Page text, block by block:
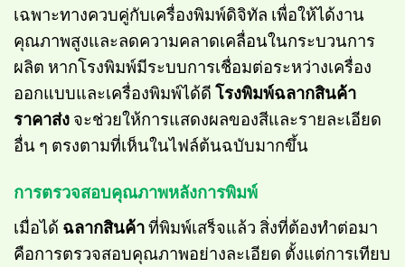
เฉพาะทางควบคู่กับเครื่องพิมพ์ดิจิทัล เพื่อให้ได้งาน
คุณภาพสูงและลดความคลาดเคลื่อนในกระบวนการ
ผลิต หากโรงพิมพ์มีระบบการเชื่อมต่อระหว่างเครื่อง
ออกแบบและเครื่องพิมพ์ได้ดี โรงพิมพ์ฉลากสินค้า
ราคาส่ง จะช่วยให้การแสดงผลของสีและรายละเอียด
อื่น ๆ ตรงตามที่เห็นในไฟล์ต้นฉบับมากขึ้น
การตรวจสอบคุณภาพหลังการพิมพ์
เมื่อได้ ฉลากสินค้าที่พิมพ์เสร็จแล้ว สิ่งที่ต้องทำต่อมา
คือการตรวจสอบคุณภาพอย่างละเอียด ตั้งแต่การเทียบ